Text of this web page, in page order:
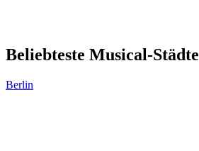
Beliebteste Musical-Städte
Berlin